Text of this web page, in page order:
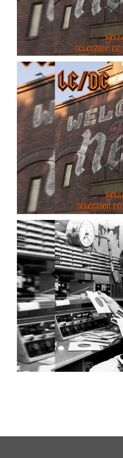
LC/DC #24 –
DIMANCHE 21 JUIN
2026-05-28
LC/DC #24 –
VENDREDI 19 JUIN
2026-03-28